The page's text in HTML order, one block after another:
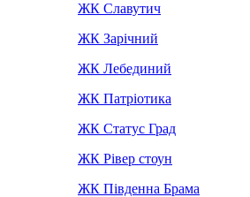
ЖК Славутич
ЖК Зарічний
ЖК Лебединий
ЖК Патріотика
ЖК Статус Град
ЖК Рівер стоун
ЖК Південна Брама